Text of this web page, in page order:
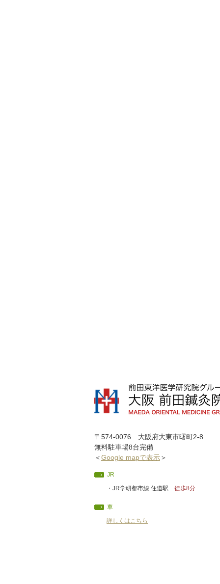
〒574-0076 大阪府大東市曙町2-8
無料駐車場8台完備
＜Google mapで表示＞
JR
・JR学研都市線 住道駅 徒歩8分
車
詳しくはこちら